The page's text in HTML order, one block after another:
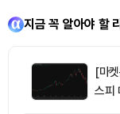
지금 꼭 알아야 할
[마
스피